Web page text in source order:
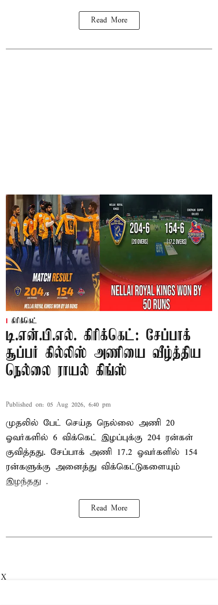
Read More
கிரிக்கெட்
டி.என்.பி.எல். கிரிக்கெட்: சேப்பாக்
சூப்பர் கில்லிஸ் அணியை வீழ்த்திய
நெல்லை ராயல் கிங்ஸ்
Published on: 05 Aug 2026, 6:40 pm
முதலில் பேட் செய்த நெல்லை அணி 20
ஓவர்களில் 6 விக்கெட் இழப்புக்கு 204 ரன்கள்
குவித்தது. சேப்பாக் அணி 17.2 ஓவர்களில் 154
ரன்களுக்கு அனைத்து விக்கெட்டுகளையும்
இழந்தது .
Read More
X